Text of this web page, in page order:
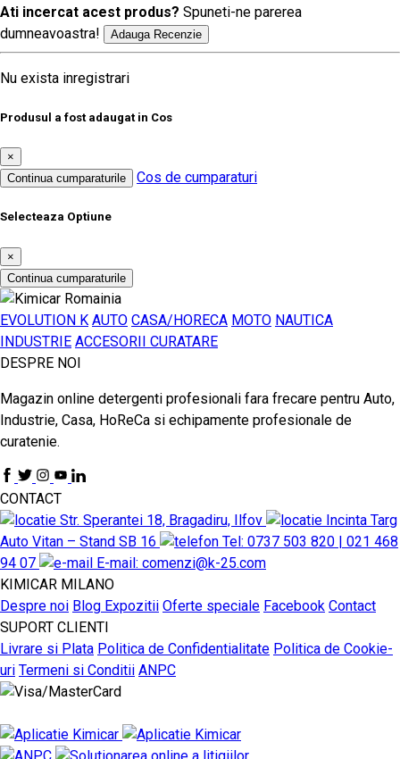
Ati incercat acest produs? Spuneti-ne parerea
dumneavoastra!
Adauga Recenzie
Nu exista inregistrari
Produsul a fost adaugat in Cos
×
Continua cumparaturile
Cos de cumparaturi
Selecteaza Optiune
×
Continua cumparaturile
EVOLUTION K AUTO CASA/HORECA MOTO NAUTICA
INDUSTRIE ACCESORII CURATARE
DESPRE NOI
Magazin online detergenti profesionali fara frecare pentru Auto,
Industrie, Casa, HoReCa si echipamente profesionale de
curatenie.
CONTACT
Str. Sperantei 18, Bragadiru, Ilfov
Incinta Targ
Auto Vitan – Stand SB 16
Tel: 0737 503 820 | 021 468
94 07
E-mail: comenzi@k-25.com
KIMICAR MILANO
Despre noi Blog Expozitii Oferte speciale Facebook Contact
SUPORT CLIENTI
Livrare si Plata Politica de Confidentialitate Politica de Cookie-
uri Termeni si Conditii ANPC